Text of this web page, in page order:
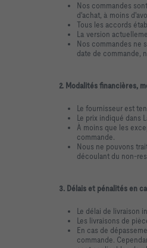
Nos commandes
d'achat, à moins
Tous les accords
La version
Nos commandes ne
date de commande,
2. Modalités financières,
Le fournisseur est
Le prix indiqué dans
À moins que les
commande.
Nous ne pouvons
découlant du non-
3. Délais et pénalités en
Le délai de livraison
Les livraisons de
En cas de
commande.